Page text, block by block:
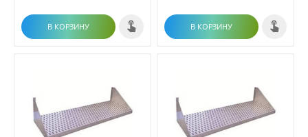
В КОРЗИНУ В КОРЗИНУ